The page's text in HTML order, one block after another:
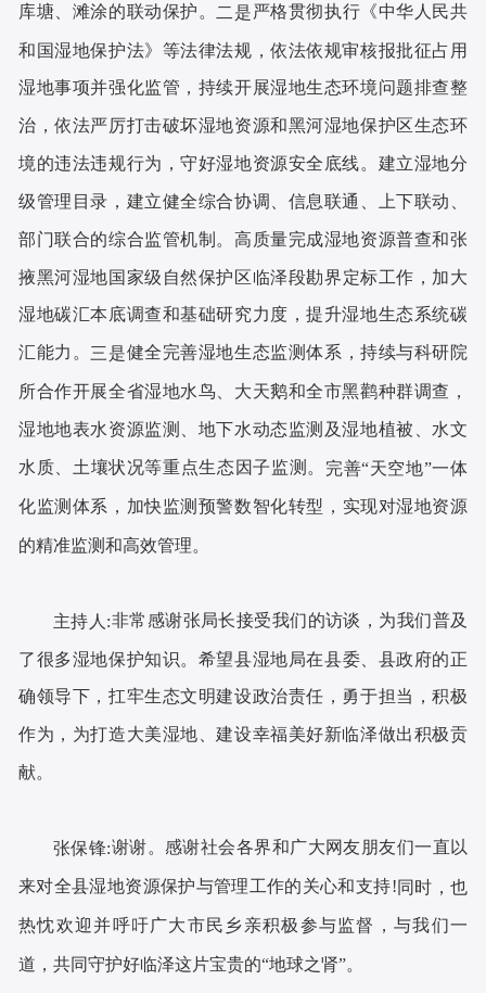
库塘、滩涂的联动保护。 二是严格贯彻执行《中华人民共
和国湿地保护法》等法律法规，依法依规审核报批征占用
湿地事项并强化监管，持续开展湿地生态环境问题排查整
治，依法严厉打击破坏湿地资源和黑河湿地保护区生态环
境的违法违规行为，守好湿地资源安全底线。建立湿地分
级管理目录，建立健全综合协调、信息联通、上下联动、
部门联合的综合监管机制。高质量完成湿地资源普查和张
掖黑河湿地国家级自然保护区临泽段勘界定标工作，加大
湿地碳汇本底调查和基础研究力度，提升湿地生态系统碳
汇能力。 三是健全完善湿地生态监测体系，持续与科研院
所合作开展全省湿地水鸟、大天鹅和全市黑鹳种群调查，
湿地地表水资源监测、地下水动态监测及湿地植被、水文
水质、土壤状况等重点生态因子监测。 完善“天空地”一体
化监测体系，加快监测预警数智化转型， 实现对湿地资源
的精准监测和高效管理。
主持人:非常感谢张局长接受我们的访谈，为我们普及
了很多湿地保护知识。希望县湿地局在县委、县政府的正
确领导下，扛牢生态文明建设政治责任，勇于担当，积极
作为，为打造大美湿地、建设幸福美好新临泽做出积极贡
献。
张保锋:谢谢。感谢社会各界和广大网友朋友们一直以
来对全县湿地资源保护与管理工作的关心和支持!同时，也
热忱欢迎并呼吁广大市民乡亲积极参与监督，与我们一
道，共同守护好临泽这片宝贵的“地球之肾”。